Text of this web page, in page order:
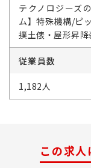
テクノロジーズ
ム】特殊機構/ピ
撲土俵・屋形昇降
従業員数
1,182人
この求